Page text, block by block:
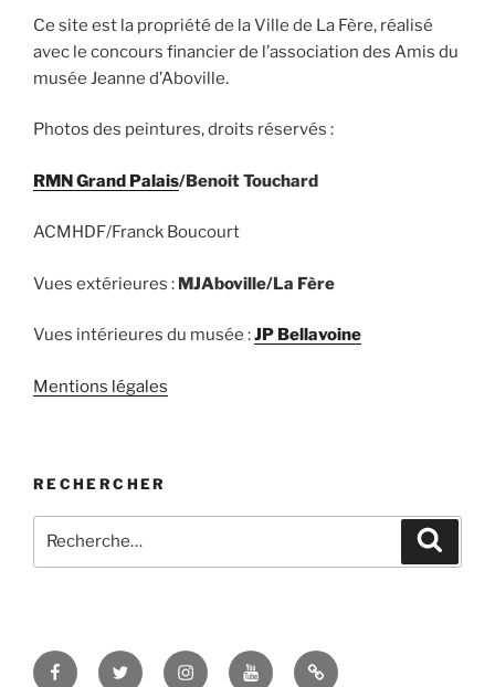
Ce site est la propriété de la Ville de La Fère, réalisé
avec le concours financier de l’association des Amis du
musée Jeanne d’Aboville.
Photos des peintures, droits réservés :
RMN Grand Palais/Benoit Touchard
ACMHDF/Franck Boucourt
Vues extérieures : MJAboville/La Fère
Vues intérieures du musée :JP Bellavoine
Mentions légales
RECHERCHER
pour
FacebookTwitter InstagramYoutubeTikTok